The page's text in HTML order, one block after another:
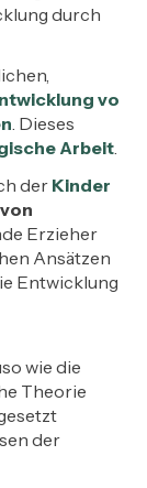
durch
vo
. Dieses
Arbeit.
der Kinder
Erzieher
Ansätzen
Entwicklung
wie die
Theorie
der